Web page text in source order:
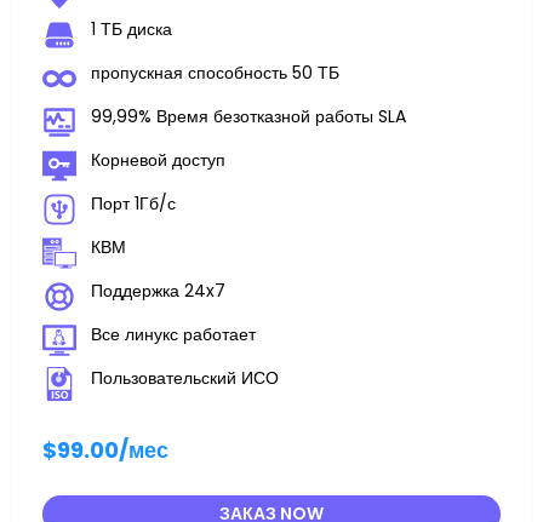
1 ТБ диска
пропускная способность 50 ТБ
99,99% Время безотказной работы SLA
Корневой доступ
Порт 1Гб/с
КВМ
Поддержка 24x7
Все линукс работает
Пользовательский ИСО
$99.00/мес
ЗАКАЗ NOW